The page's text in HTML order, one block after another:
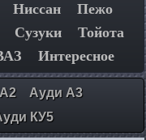
Ниссан
Пежо
Сузуки
Тойота
Интересное
Ауди А3
КУ5